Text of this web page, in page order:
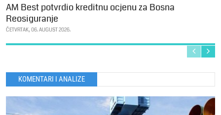
AM Best potvrdio kreditnu ocjenu za Bosna
Reosiguranje
ČETVRTAK, 06. AUGUST 2026.
KOMENTARI I ANALIZE